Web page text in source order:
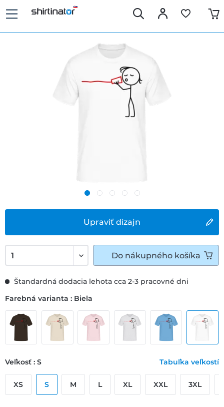
Upraviť dizajn
Štandardná dodacia lehota cca 2-3 pracovné dni
Farebná varianta : Biela
Veľkosť : S Tabuľka veľkostí
XS S M L XL XXL 3XL
Do nákupného košíka